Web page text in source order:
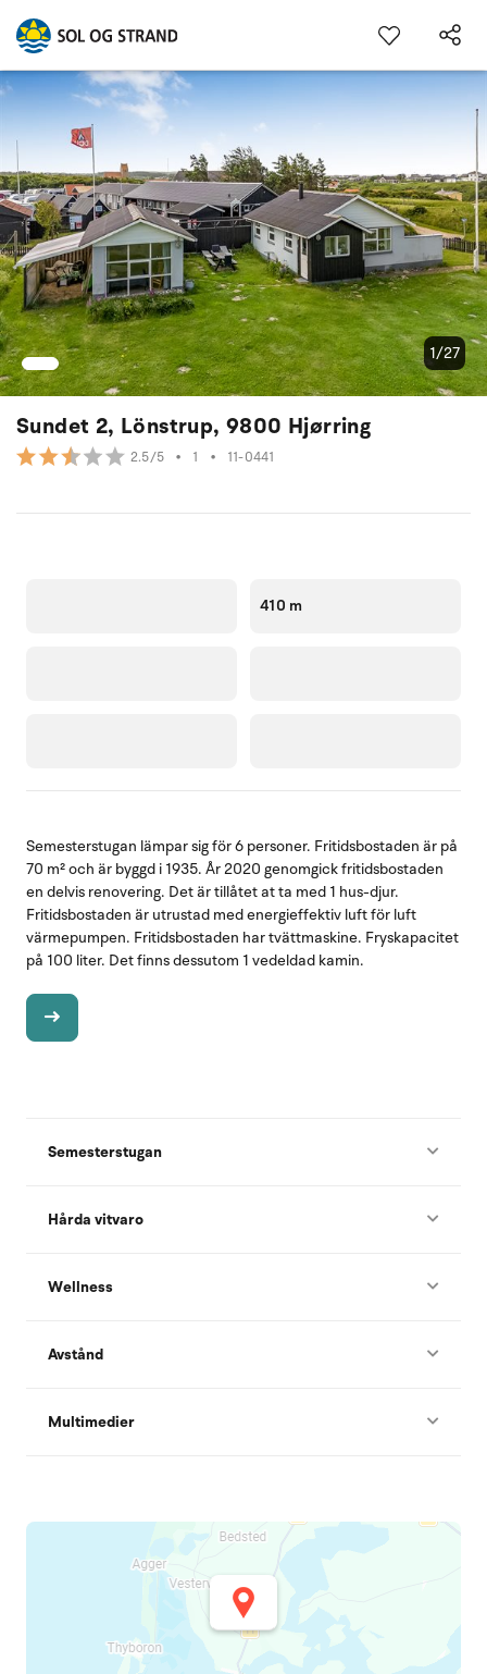
Sundet 2, Lönstrup, 9800 Hjørring
2.5/5 • 1 • 11-0441
1/27
410 m
Semesterstugan lämpar sig för 6 personer. Fritidsbostaden är på
70 m² och är byggd i 1935. År 2020 genomgick fritidsbostaden
en delvis renovering. Det är tillåtet at ta med 1 hus-djur.
Fritidsbostaden är utrustad med energieffektiv luft för luft
värmepumpen. Fritidsbostaden har tvättmaskine. Fryskapacitet
på 100 liter. Det finns dessutom 1 vedeldad kamin.
Semesterstugan
Hårda vitvaro
Wellness
Avstånd
Multimedier